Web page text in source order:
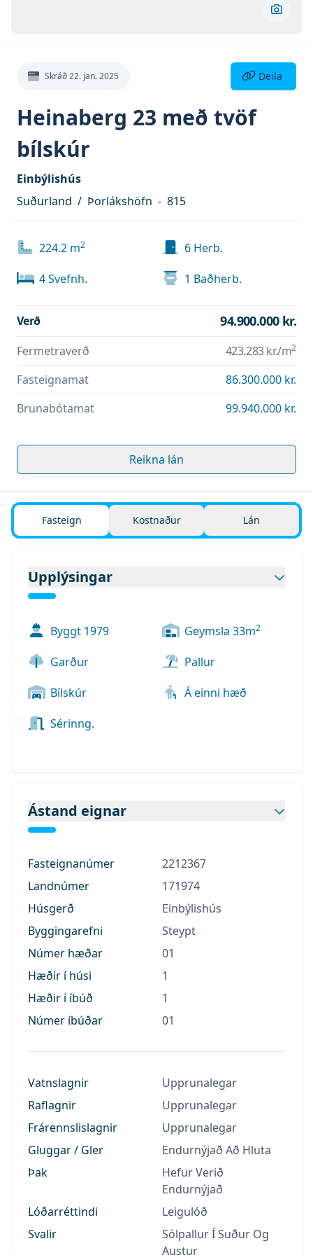
Skoða
Skráð22. jan. 2025 Deila eign
Deila
Heinaberg 23 með tvöf
bílskúr
Einbýlishús
Suðurland / Þorlákshöfn - 815
224.2 m2 6 Herb.
4Svefnh. 1 Baðherb.
Verð 94.900.000 kr.
Fermetraverð 423.283 kr./m2
Fasteignamat
86.300.000 kr.
Brunabótamat
99.940.000 kr.
Reikna lán
Fasteign Kostnaður Lán
Upplýsingar
Byggt 1979 Geymsla 33m2
Garður
Pallur
Bílskúr
Á einni hæð
Sérinng.
Ástand eignar
Fasteignanúmer
2212367
Landnúmer
171974
Húsgerð
Einbýlishús
Byggingarefni
Steypt
Númer hæðar
01
Hæðir í húsi
1
Hæðir í íbúð
1
Númer íbúðar
01
Vatnslagnir
Upprunalegar
Raflagnir
Upprunalegar
Frárennslislagnir
Upprunalegar
Gluggar / Gler
Endurnýjað Að Hluta
Þak
Hefur Verið
Endurnýjað
Lóðarréttindi
Leigulóð
Svalir
Sólpallur Í Suður Og
Austur